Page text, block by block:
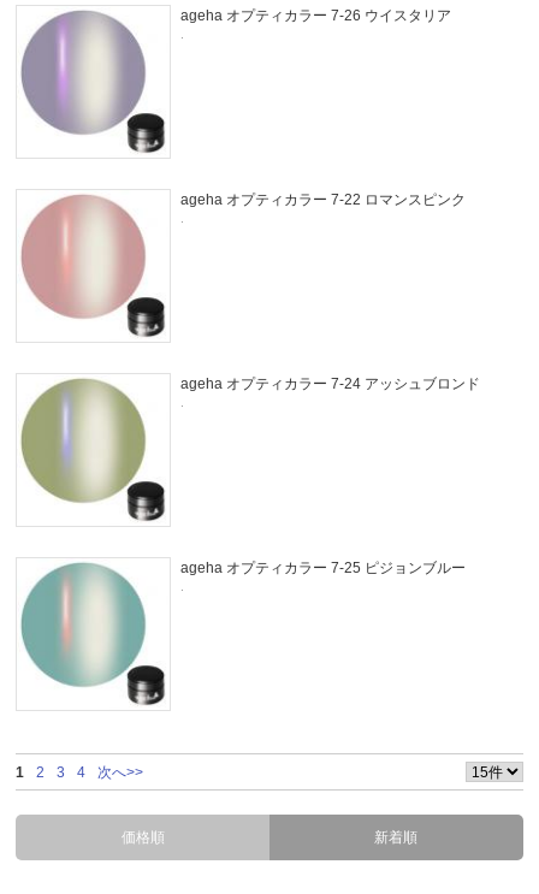
ageha オプティカラー 7-26 ウイスタリア
.
ageha オプティカラー 7-22 ロマンスピンク
.
ageha オプティカラー 7-24 アッシュブロンド
.
ageha オプティカラー 7-25 ピジョンブルー
.
1 2 3 4 次へ>>
価格順 新着順